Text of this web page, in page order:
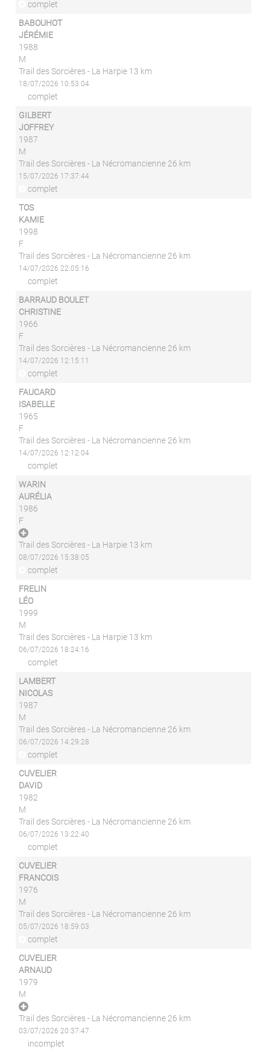
complet
BABOUHOT
JÉRÉMIE
1988
M
Trail des Sorcières - La Harpie 13 km
18/07/2026 10:53:04
complet
GILBERT
JOFFREY
1987
M
Trail des Sorcières - La Nécromancienne 26 km
15/07/2026 17:37:44
complet
TOS
KAMIE
1998
F
Trail des Sorcières - La Nécromancienne 26 km
14/07/2026 22:05:16
complet
BARRAUD BOULET
CHRISTINE
1966
F
Trail des Sorcières - La Nécromancienne 26 km
14/07/2026 12:15:11
complet
FAUCARD
ISABELLE
1965
F
Trail des Sorcières - La Nécromancienne 26 km
14/07/2026 12:12:04
complet
WARIN
AURÉLIA
1986
F
Trail des Sorcières - La Harpie 13 km
08/07/2026 15:38:05
complet
FRELIN
LÉO
1999
M
Trail des Sorcières - La Harpie 13 km
06/07/2026 18:24:16
complet
LAMBERT
NICOLAS
1987
M
Trail des Sorcières - La Nécromancienne 26 km
06/07/2026 14:29:28
complet
CUVELIER
DAVID
1982
M
Trail des Sorcières - La Nécromancienne 26 km
06/07/2026 13:22:40
complet
CUVELIER
FRANCOIS
1976
M
Trail des Sorcières - La Nécromancienne 26 km
05/07/2026 18:59:03
complet
CUVELIER
ARNAUD
1979
M
Trail des Sorcières - La Nécromancienne 26 km
03/07/2026 20:37:47
incomplet